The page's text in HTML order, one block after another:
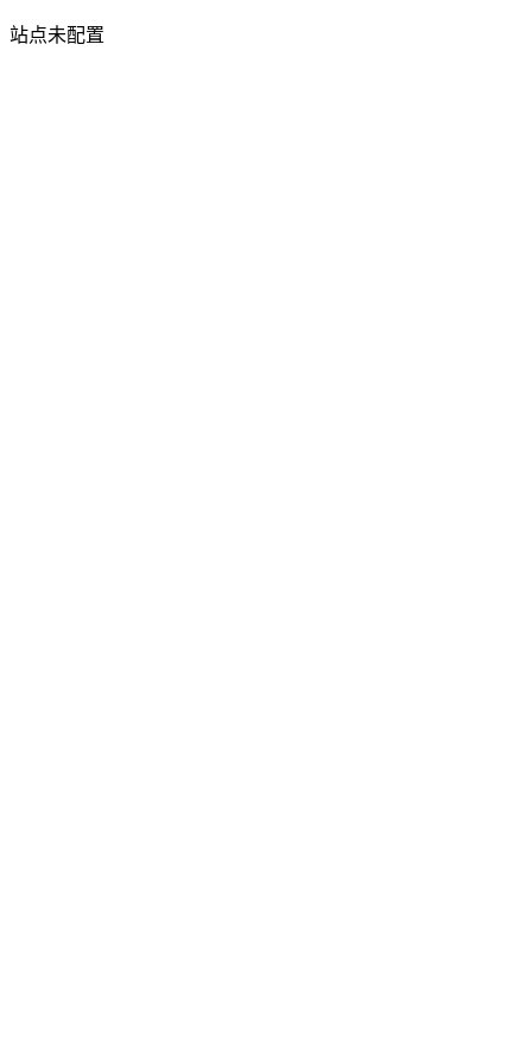
站点未配置